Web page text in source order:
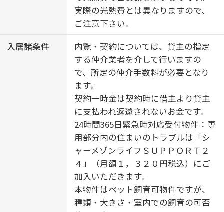
実際の光熱費とは異なりますので、
ご注意下さい。
入居諸条件
内覧・契約については、貸主の指定
する仲介業者を介して行いますの
で、所定の仲介手数料が必要となり
ます。
契約一時金は契約時に借主より貸主
に支払われ返還されないお金です。
24時間365日緊急時対応受付物件：専
用部分内の住まいのトラブルは「シ
ャーメゾンライフＳＵＰＰＯＲＴ２
４」（月額１，３２０円税込）にご
加入いただきます。
本物件はペット飼育可物件ですが、
種類・大きさ・室内での飼育の可否